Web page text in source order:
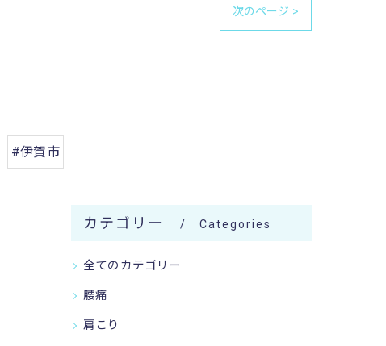
次のページ >
#伊賀市
カテゴリー Categories
全てのカテゴリー
腰痛
肩こり